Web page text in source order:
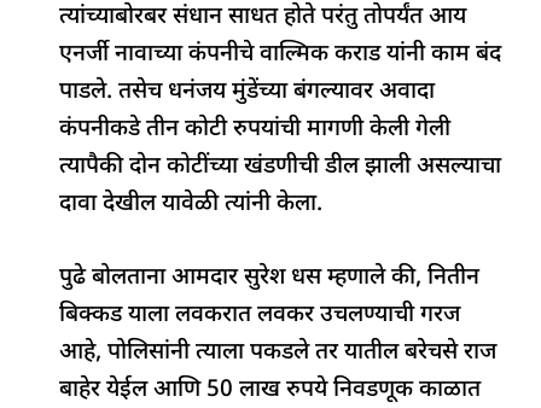
त्यांच्याबोरबर संधान साधत होते परंतु तोपर्यंत आय
एनर्जी नावाच्या कंपनीचे वाल्मिक कराड यांनी काम बंद
पाडले. तसेच धनंजय मुंडेंच्या बंगल्यावर अवादा
कंपनीकडे तीन कोटी रुपयांची मागणी केली गेली
त्यापैकी दोन कोटींच्या खंडणीची डील झाली असल्याचा
दावा देखील यावेळी त्यांनी केला.
पुढे बोलताना आमदार सुरेश धस म्हणाले की, नितीन
बिक्कड याला लवकरात लवकर उचलण्याची गरज
आहे, पोलिसांनी त्याला पकडले तर यातील बरेचसे राज
बाहेर येईल आणि 50 लाख रुपये निवडणूक काळात